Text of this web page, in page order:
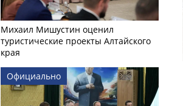
Михаил Мишустин оценил
туристические проекты Алтайского
края
Официально